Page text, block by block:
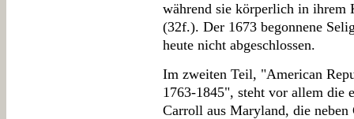
während sie körperlich in ihrem
(32f.). Der 1673 begonnene
heute nicht abgeschlossen.
Im zweiten Teil, "American
1763-1845", steht vor allem die
Carroll aus Maryland, die